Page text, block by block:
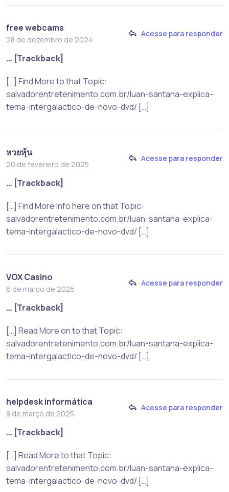
free webcams
28 de dezembro de 2024
Acesse para responder
… [Trackback]
[…] Find More to that Topic:
salvadorentretenimento.com.br/luan-santana-explica-
tema-intergalactico-de-novo-dvd/ […]
หวยหุ้น
20 de fevereiro de 2025
Acesse para responder
… [Trackback]
[…] Find More Info here on that Topic:
salvadorentretenimento.com.br/luan-santana-explica-
tema-intergalactico-de-novo-dvd/ […]
VOX Casino
6 de março de 2025
Acesse para responder
… [Trackback]
[…] Read More on to that Topic:
salvadorentretenimento.com.br/luan-santana-explica-
tema-intergalactico-de-novo-dvd/ […]
helpdesk informática
8 de março de 2025
Acesse para responder
… [Trackback]
[…] Read More to that Topic:
salvadorentretenimento.com.br/luan-santana-explica-
tema-intergalactico-de-novo-dvd/ […]